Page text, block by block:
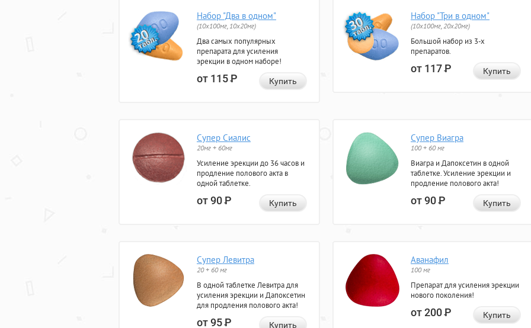
Набор "Два в одном"
(10x100мг, 10x20мг)
Два самых популярных
препарата для усиления
эрекции в одном наборе!
от 115Р Купить
Набор "Три в одном"
(10x100мг, 20x20мг)
Большой набор из 3-х
препаратов.
от 117Р Купить
Супер Сиалис
20мг + 60мг
Усиление эрекции до 36 часов и
продление полового акта в
одной таблетке.
от 90Р Купить
Супер Виагра
100 + 60 мг
Виагра и Дапоксетин в одной
таблетке. Усиление эрекции и
продление полового акта!
от 90Р Купить
Супер Левитра
20 + 60 мг
В одной таблетке Левитра для
усиления эрекции и Дапоксетин
для продления полового акта!
от 95Р Купить
Аванафил
100 мг
Препарат для усиления эрекции
нового поколения!
от 200Р Купить